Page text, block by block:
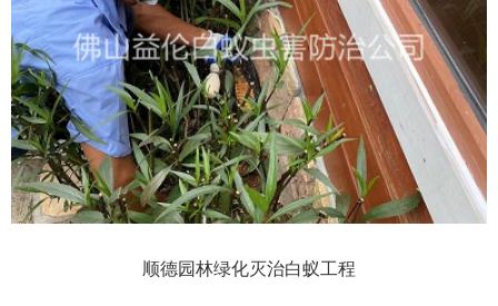
顺德园林绿化灭治白蚁工程